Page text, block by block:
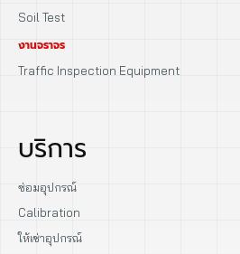
Soil Test
งานจราจร
Traffic Inspection Equipment
บริการ
ซ่อมอุปกรณ์
Calibration
ให้เช่าอุปกรณ์